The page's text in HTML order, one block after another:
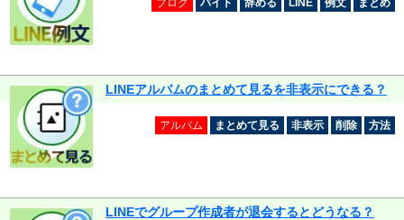
LINEアルバムのまとめて見るを非表示にできる？
アルバム まとめて見る 非表示 削除 方法
LINEでグループ作成者が退会するとどうなる？